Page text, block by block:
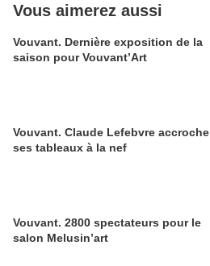
Vous aimerez aussi
Vouvant. Dernière exposition de la
saison pour Vouvant’Art
Vouvant. Claude Lefebvre accroche
ses tableaux à la nef
Vouvant. 2800 spectateurs pour le
salon Melusin’art